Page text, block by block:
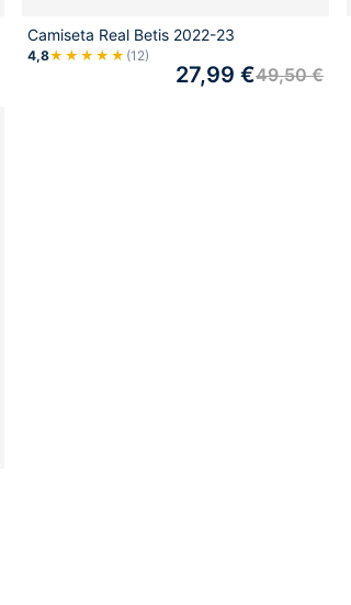
Camiseta Real Betis 2022-23
4,8★★★★★ (12)
49,50€
27,99 €